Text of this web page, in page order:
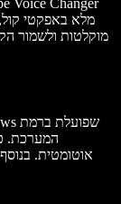
מלא באפקטי
מוקלטות ולשמור
המערכת.
אוטומטית.